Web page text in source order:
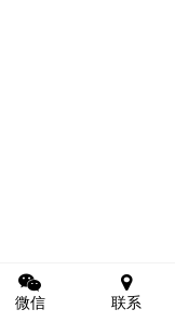
微信 联系